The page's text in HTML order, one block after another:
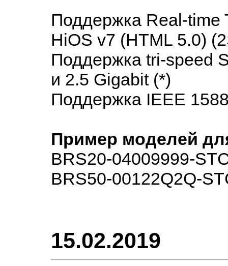
Поддержка Real-time
HiOS v7 (HTML 5.0)
Поддержка tri-speed
и 2.5 Gigabit (*)
Поддержка IEEE
Пример моделей
BRS20-04009999-
BRS50-00122Q2Q-
15.02.2019